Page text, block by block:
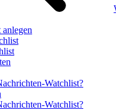
Watchlist?
Watchlist?